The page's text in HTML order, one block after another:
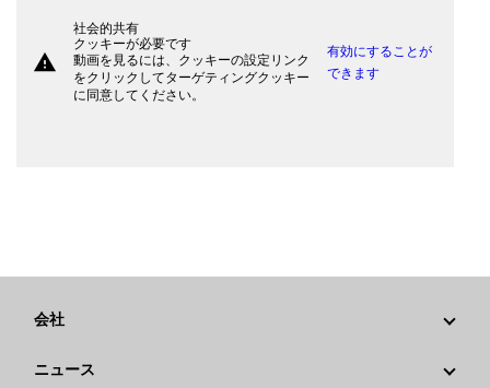
warning
社会的共有
クッキーが必要です
動画を見るには、クッキーの設定リンク
をクリックしてターゲティングクッキー
に同意してください。
有効にすることが
できます
会社
ニュース